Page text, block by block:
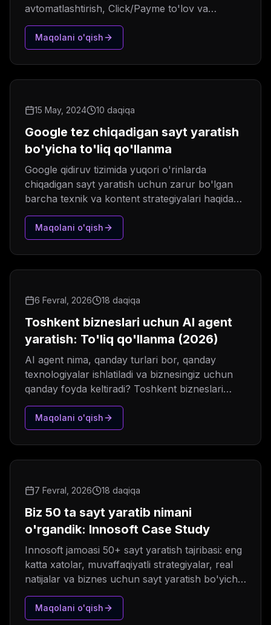
avtomatlashtirish, Click/Payme to'lov va
autopost tizimi.
Maqolani o'qish
15 May, 2024 10 daqiqa
Google tez chiqadigan sayt yaratish
bo'yicha to'liq qo'llanma
Google qidiruv tizimida yuqori o'rinlarda
chiqadigan sayt yaratish uchun zarur bo'lgan
barcha texnik va kontent strategiyalari haqida
batafsil ma'lumot.
Maqolani o'qish
6 Fevral, 2026 18 daqiqa
Toshkent bizneslari uchun AI agent
yaratish: To'liq qo'llanma (2026)
AI agent nima, qanday turlari bor, qanday
texnologiyalar ishlatiladi va biznesingiz uchun
qanday foyda keltiradi? Toshkent bizneslari
uchun to'liq qo'llanma.
Maqolani o'qish
7 Fevral, 2026 18 daqiqa
Biz 50 ta sayt yaratib nimani
o'rgandik: Innosoft Case Study
Innosoft jamoasi 50+ sayt yaratish tajribasi: eng
katta xatolar, muvaffaqiyatli strategiyalar, real
natijalar va biznes uchun sayt yaratish bo'yicha
maslahatlar.
Maqolani o'qish